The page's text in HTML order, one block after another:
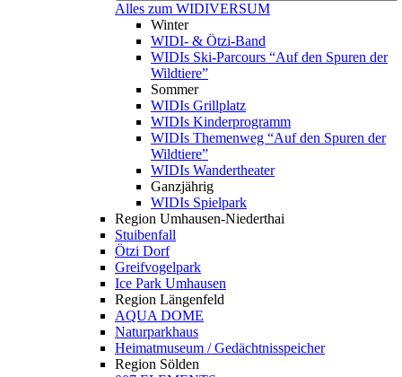
Alles zum WIDIVERSUM
Winter
WIDI- & Ötzi-Band
WIDIs Ski-Parcours “Auf den Spuren der
Wildtiere”
Sommer
WIDIs Grillplatz
WIDIs Kinderprogramm
WIDIs Themenweg “Auf den Spuren der
Wildtiere”
WIDIs Wandertheater
Ganzjährig
WIDIs Spielpark
Region Umhausen-Niederthai
Stuibenfall
Ötzi Dorf
Greifvogelpark
Ice Park Umhausen
Region Längenfeld
AQUA DOME
Naturparkhaus
Heimatmuseum / Gedächtnisspeicher
Region Sölden